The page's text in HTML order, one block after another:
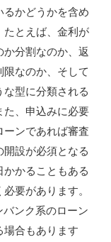
るかどうかを含め
たとえば、金利が
分割なのか、返
なのか、そして
型に分類される
た、申込みに必要
ンであれば審査
設が必須となる
かることもある
要があります。
ンク系のローン
合もあります